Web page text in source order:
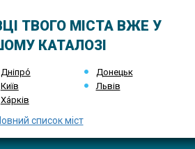
ТВОГО МІСТА ВЖЕ У
КАТАЛОЗІ
Дніпро́
Донецьк
Київ
Львів
Ха́рків
список міст